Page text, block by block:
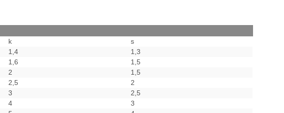
k
s
1,4
1,3
1,6
1,5
2
1,5
2,5
2
3
2,5
4
3